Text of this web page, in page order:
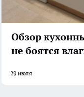
Обзор
не боятся
29 июля